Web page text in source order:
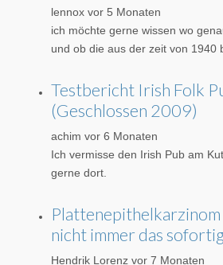
lennox vor 5 Monaten
ich möchte gerne wissen wo
und ob die aus der zeit von 1940
Testbericht Irish Folk
(Geschlossen 2009)
achim vor 6 Monaten
Ich vermisse den Irish Pub am
gerne dort.
nicht immer das
Hendrik Lorenz vor 7 Monaten